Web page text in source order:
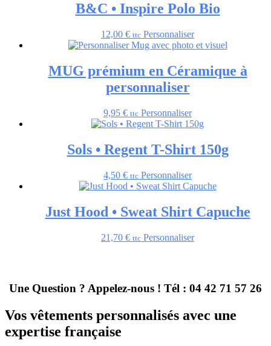
B&C • Inspire Polo Bio
12,00 € ttc Personnaliser
MUG prémium en Céramique à
personnaliser
9,95 € ttc Personnaliser
Sols • Regent T-Shirt 150g
4,50 € ttc Personnaliser
Just Hood • Sweat Shirt Capuche
21,70 € ttc Personnaliser
Une Question ? Appelez-nous ! Tél : 04 42 71 57 26
Vos vêtements personnalisés avec une
expertise française